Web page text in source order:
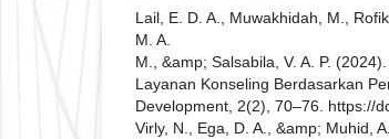
Lail, E. D. A., Muwakhidah, M.,
M. A.
M., &amp; Salsabila, V. A. P.
Layanan Konseling Berdasarkan
Development, 2(2), 70–76. https://
Virly, N., Ega, D. A., &amp; Muhid,